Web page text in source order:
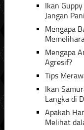
Ikan
Jangan
Mengapa
Mengapa
Agresif?
Tips
Ikan
Langka di
Apakah
Melihat